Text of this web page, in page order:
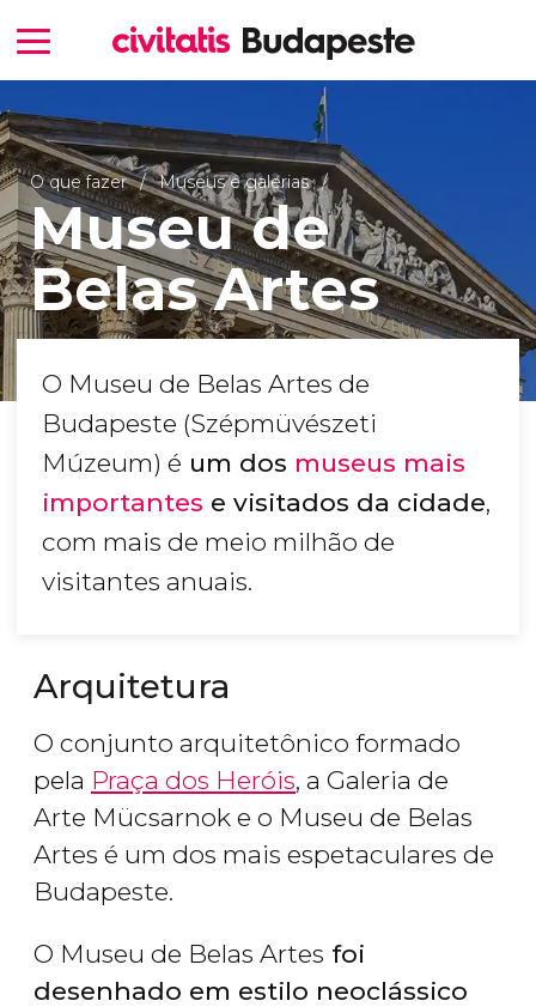
O que fazer Museus e galerias
Museu de
Belas Artes
O Museu de Belas Artes de
Budapeste (Szépmüvészeti
Múzeum) é um dos museus mais
importantes e visitados da cidade,
com mais de meio milhão de
visitantes anuais.
Arquitetura
O conjunto arquitetônico formado
pela Praça dos Heróis, a Galeria de
Arte Mücsarnok e o Museu de Belas
Artes é um dos mais espetaculares de
Budapeste.
O Museu de Belas Artes foi
desenhado em estilo neoclássico